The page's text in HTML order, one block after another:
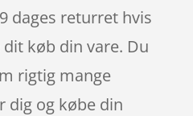
dages returret hvis
køb din vare. Du
rigtig mange
dig og købe din